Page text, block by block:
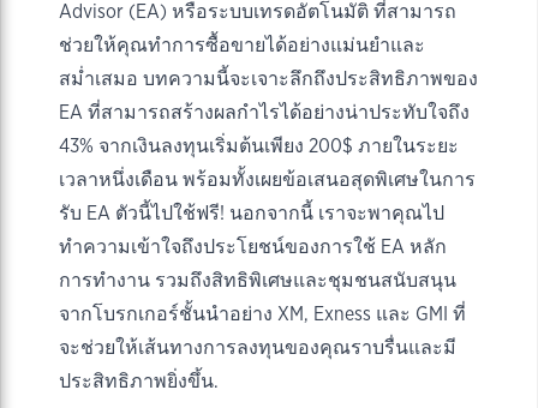
Advisor (EA) หรือระบบเทรดอัตโนมัติ ที่สามารถ
ช่วยให้คุณทำการซื้อขายได้อย่างแม่นยำและ
สม่ำเสมอ บทความนี้จะเจาะลึกถึงประสิทธิภาพของ
EA ที่สามารถสร้างผลกำไรได้อย่างน่าประทับใจถึง
43% จากเงินลงทุนเริ่มต้นเพียง 200$ ภายในระยะ
เวลาหนึ่งเดือน พร้อมทั้งเผยข้อเสนอสุดพิเศษในการ
รับ EA ตัวนี้ไปใช้ฟรี! นอกจากนี้ เราจะพาคุณไป
ทำความเข้าใจถึงประโยชน์ของการใช้ EA หลัก
การทำงาน รวมถึงสิทธิพิเศษและชุมชนสนับสนุน
จากโบรกเกอร์ชั้นนำอย่าง XM, Exness และ GMI ที่
จะช่วยให้เส้นทางการลงทุนของคุณราบรื่นและมี
ประสิทธิภาพยิ่งขึ้น.